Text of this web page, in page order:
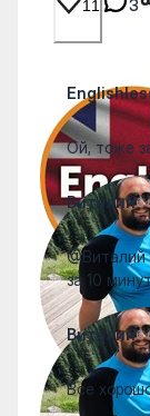
11 3
Ой, тоже
Виталий6
за 10
Виталий6
Все